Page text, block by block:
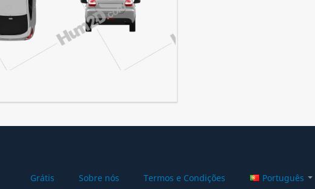
Grátis Sobre nós Termos e Condições Português